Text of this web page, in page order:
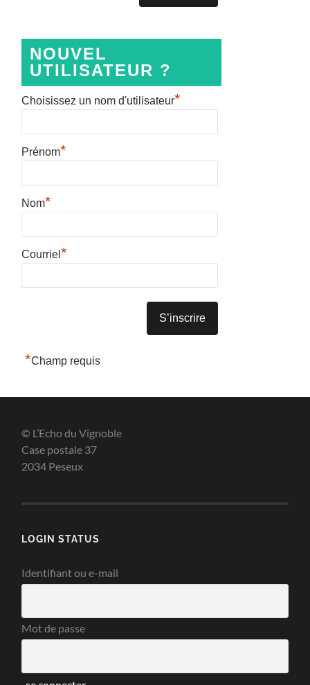
NOUVEL
UTILISATEUR ?
Choisissez un nom d'utilisateur*
Prénom*
Nom*
Courriel*
*Champ requis
© L’Echo du Vignoble
Case postale 37
2034 Peseux
LOGIN STATUS
Identifiant ou e-mail
Mot de passe